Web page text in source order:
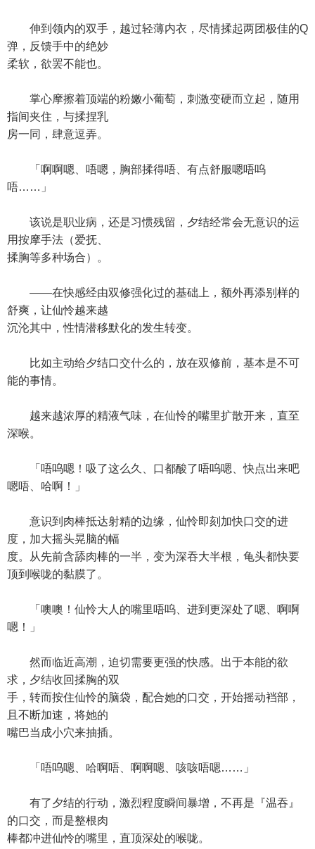
伸到领内的双手，越过轻薄内衣，尽情揉起两团极佳的Q
弹，反馈手中的绝妙
柔软，欲罢不能也。
掌心摩擦着顶端的粉嫩小葡萄，刺激变硬而立起，随用
指间夹住，与揉捏乳
房一同，肆意逗弄。
「啊啊嗯、唔嗯，胸部揉得唔、有点舒服嗯唔呜
唔……」
该说是职业病，还是习惯残留，夕结经常会无意识的运
用按摩手法（爱抚、
揉胸等多种场合）。
——在快感经由双修强化过的基础上，额外再添别样的
舒爽，让仙怜越来越
沉沦其中，性情潜移默化的发生转变。
比如主动给夕结口交什么的，放在双修前，基本是不可
能的事情。
越来越浓厚的精液气味，在仙怜的嘴里扩散开来，直至
深喉。
「唔呜嗯！吸了这么久、口都酸了唔呜嗯、快点出来吧
嗯唔、哈啊！」
意识到肉棒抵达射精的边缘，仙怜即刻加快口交的进
度，加大摇头晃脑的幅
度。从先前含舔肉棒的一半，变为深吞大半根，龟头都快要
顶到喉咙的黏膜了。
「噢噢！仙怜大人的嘴里唔呜、进到更深处了嗯、啊啊
嗯！」
然而临近高潮，迫切需要更强的快感。出于本能的欲
求，夕结收回揉胸的双
手，转而按住仙怜的脑袋，配合她的口交，开始摇动裆部，
且不断加速，将她的
嘴巴当成小穴来抽插。
「唔呜嗯、哈啊唔、啊啊嗯、咳咳唔嗯……」
有了夕结的行动，激烈程度瞬间暴增，不再是『温吞』
的口交，而是整根肉
棒都冲进仙怜的嘴里，直顶深处的喉咙。